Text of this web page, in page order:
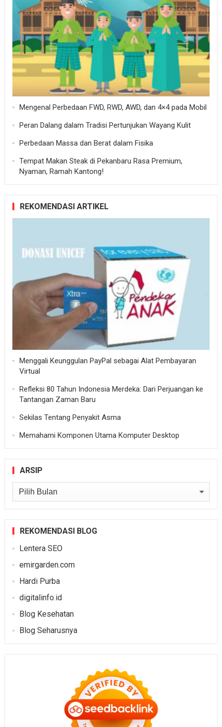
Mengenal Perbedaan FWD, RWD, AWD, dan 4×4 pada Mobil
Peran Dalang dalam Tradisi Pertunjukan Wayang Kulit
Perbedaan Massa dan Berat dalam Fisika
Tempat Makan Steak di Pekanbaru Rasa Premium,
Nyaman, Ramah Kantong!
REKOMENDASI ARTIKEL
Menggali Keunggulan PayPal sebagai Alat Pembayaran
Virtual
Refleksi 80 Tahun Indonesia Merdeka: Dari Perjuangan ke
Tantangan Zaman Baru
Sekilas Tentang Penyakit Asma
Memahami Komponen Utama Komputer Desktop
ARSIP
Arsip
REKOMENDASI BLOG
Lentera SEO
emirgarden.com
Hardi Purba
digitalinfo.id
Blog Kesehatan
Blog Seharusnya